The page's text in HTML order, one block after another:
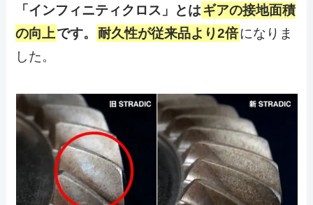
「インフィニティクロス」とはギアの接地面積
の向上です。 耐久性が従来品より2倍になりま
した。